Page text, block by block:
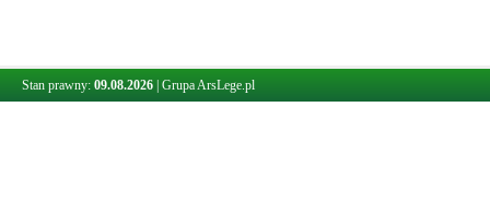
Stan prawny: 09.08.2026 Grupa ArsLege.pl